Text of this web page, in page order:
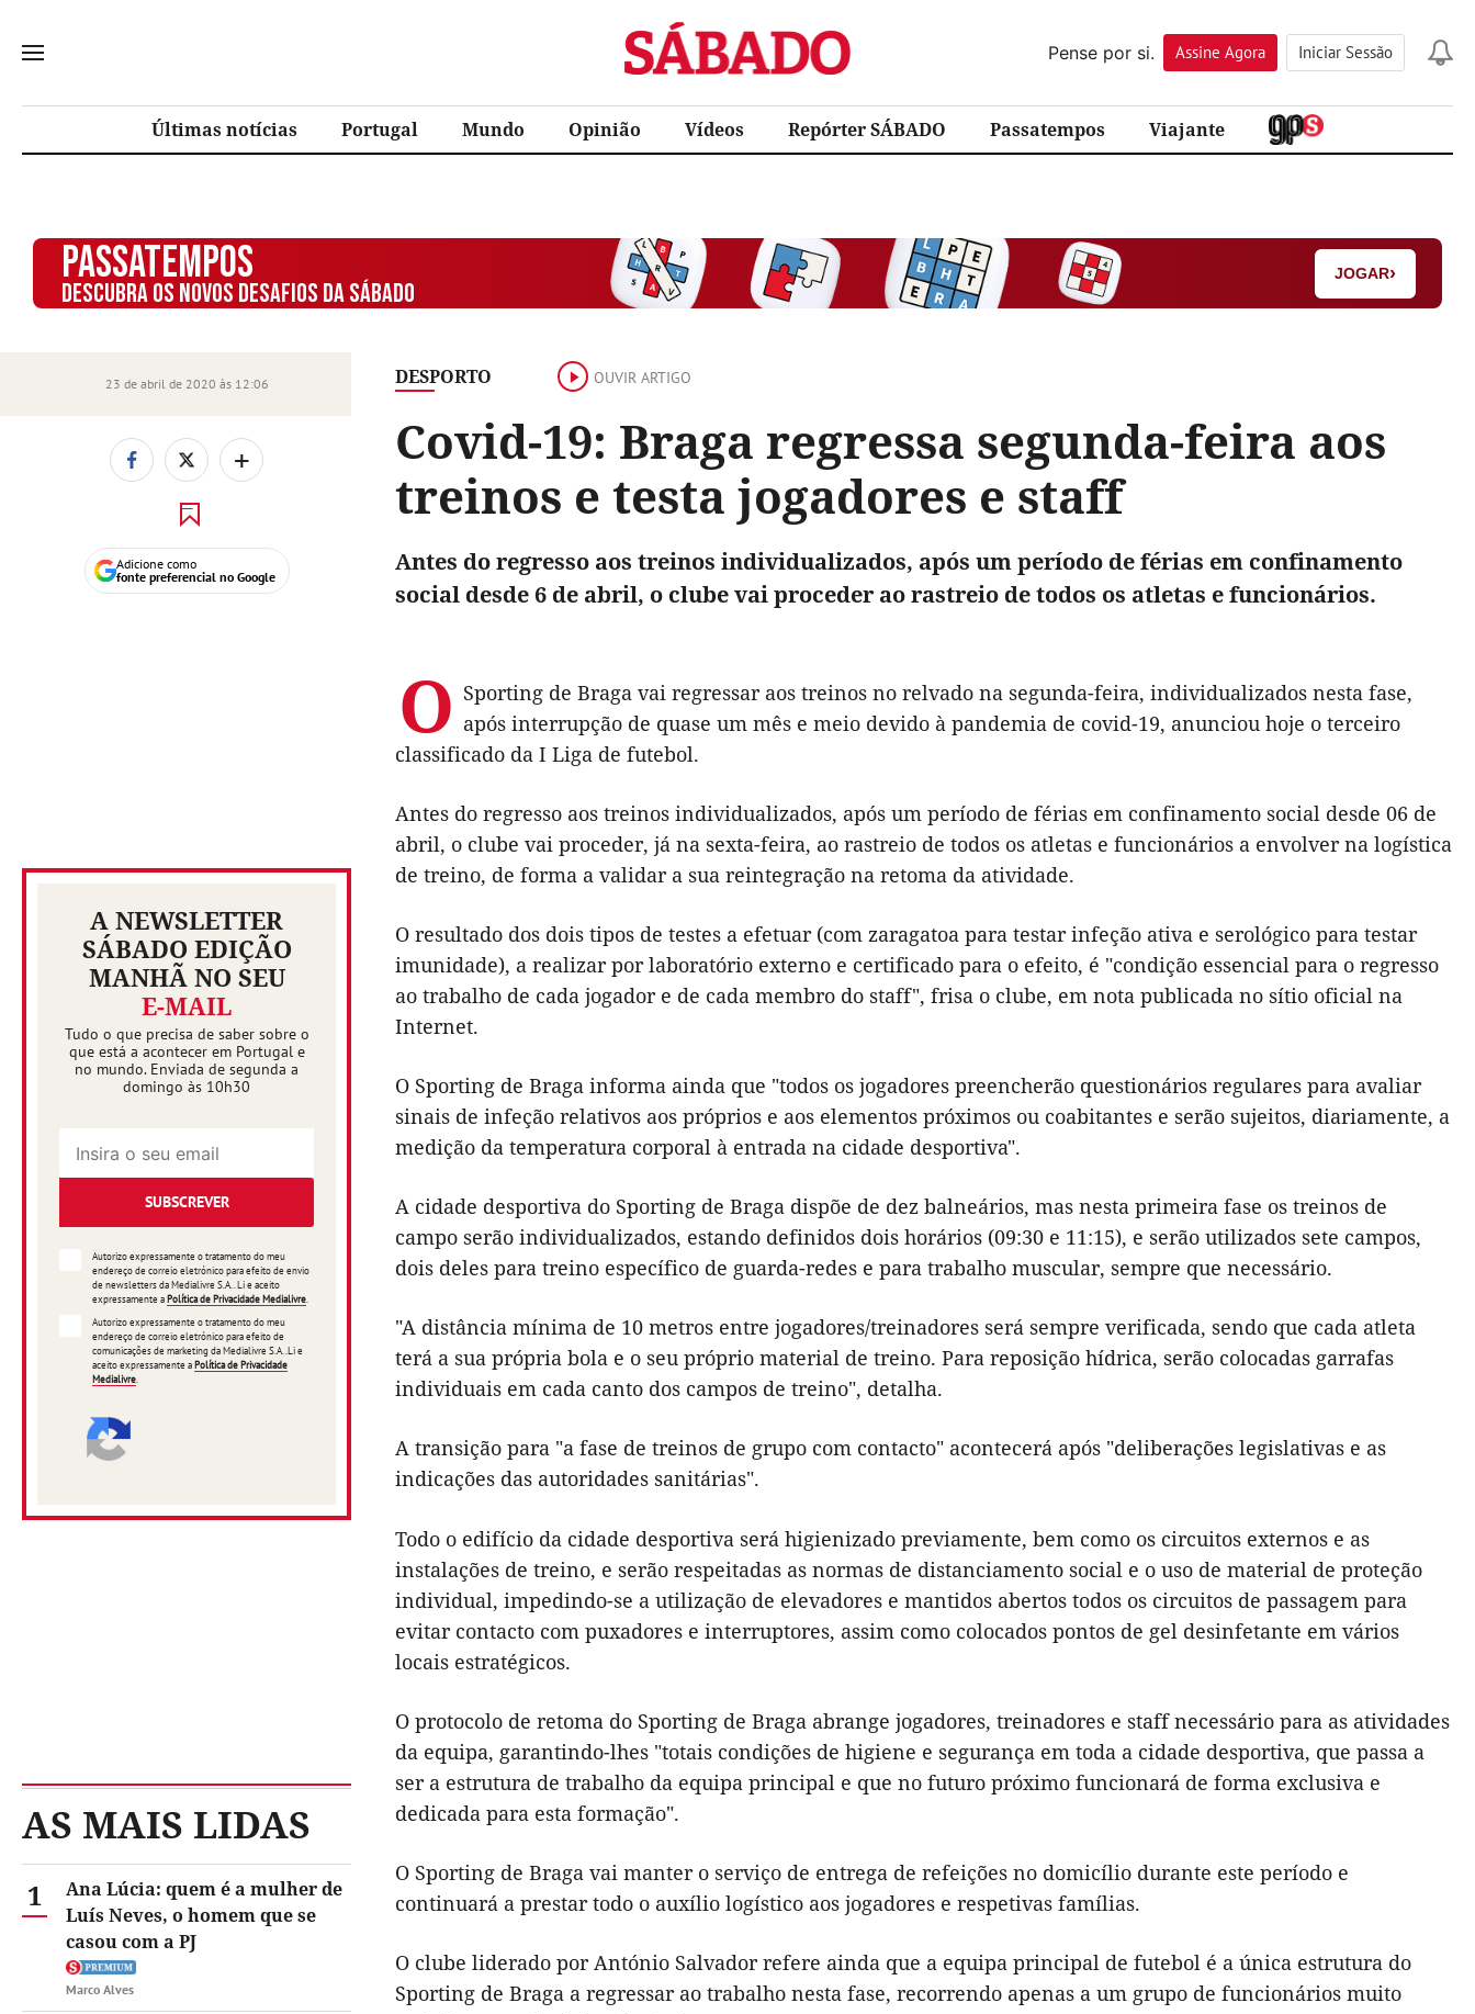
Sábado
Pense por si.
Assine Agora Iniciar Sessão
Últimas notícias Portugal Mundo Opinião Vídeos Repórter SÁBADO Passatempos Viajante
PASSATEMPOS
DESCUBRA OS NOVOS DESAFIOS DA SÁBADO
JOGAR›
DESPORTO OUVIR ARTIGO
Covid-19: Braga regressa segunda-feira aos
treinos e testa jogadores e staff
23 de abril de 2020 às 12:06
+
Adicione como
fonte preferencial no Google
A NEWSLETTER
SÁBADO EDIÇÃO
MANHÃ NO SEU
E-MAIL
Tudo o que precisa de saber sobre o
que está a acontecer em Portugal e
no mundo. Enviada de segunda a
domingo às 10h30
SUBSCREVER
Autorizo expressamente o tratamento do meu
endereço de correio eletrónico para efeito de envio
de newsletters da Medialivre S.A.. Li e aceito
expressamente aPolítica de Privacidade Medialivre
Autorizo expressamente o tratamento do meu
endereço de correio eletrónico para efeito de
comunicações de marketing da Medialivre S.A..Li e
aceito expressamente aPolítica de Privacidade
Medialivre
AS MAIS LIDAS
1
Ana Lúcia: quem é a mulher de
Luís Neves, o homem que se
casou com a PJ
Marco Alves
Antes do regresso aos treinos individualizados, após um período de férias em confinamento
social desde 6 de abril, o clube vai proceder ao rastreio de todos os atletas e funcionários.
O Sporting de Braga vai regressar aos treinos no relvado na segunda-feira, individualizados nesta fase,
após interrupção de quase um mês e meio devido à pandemia de covid-19, anunciou hoje o terceiro
classificado da I Liga de futebol.
Antes do regresso aos treinos individualizados, após um período de férias em confinamento social desde 06 de
abril, o clube vai proceder, já na sexta-feira, ao rastreio de todos os atletas e funcionários a envolver na logística
de treino, de forma a validar a sua reintegração na retoma da atividade.
O resultado dos dois tipos de testes a efetuar (com zaragatoa para testar infeção ativa e serológico para testar
imunidade), a realizar por laboratório externo e certificado para o efeito, é "condição essencial para o regresso
ao trabalho de cada jogador e de cada membro do staff", frisa o clube, em nota publicada no sítio oficial na
Internet.
O Sporting de Braga informa ainda que "todos os jogadores preencherão questionários regulares para avaliar
sinais de infeção relativos aos próprios e aos elementos próximos ou coabitantes e serão sujeitos, diariamente, a
medição da temperatura corporal à entrada na cidade desportiva".
A cidade desportiva do Sporting de Braga dispõe de dez balneários, mas nesta primeira fase os treinos de
campo serão individualizados, estando definidos dois horários (09:30 e 11:15), e serão utilizados sete campos,
dois deles para treino específico de guarda-redes e para trabalho muscular, sempre que necessário.
"A distância mínima de 10 metros entre jogadores/treinadores será sempre verificada, sendo que cada atleta
terá a sua própria bola e o seu próprio material de treino. Para reposição hídrica, serão colocadas garrafas
individuais em cada canto dos campos de treino", detalha.
A transição para "a fase de treinos de grupo com contacto" acontecerá após "deliberações legislativas e as
indicações das autoridades sanitárias".
Todo o edifício da cidade desportiva será higienizado previamente, bem como os circuitos externos e as
instalações de treino, e serão respeitadas as normas de distanciamento social e o uso de material de proteção
individual, impedindo-se a utilização de elevadores e mantidos abertos todos os circuitos de passagem para
evitar contacto com puxadores e interruptores, assim como colocados pontos de gel desinfetante em vários
locais estratégicos.
O protocolo de retoma do Sporting de Braga abrange jogadores, treinadores e staff necessário para as atividades
da equipa, garantindo-lhes "totais condições de higiene e segurança em toda a cidade desportiva, que passa a
ser a estrutura de trabalho da equipa principal e que no futuro próximo funcionará de forma exclusiva e
dedicada para esta formação".
O Sporting de Braga vai manter o serviço de entrega de refeições no domicílio durante este período e
continuará a prestar todo o auxílio logístico aos jogadores e respetivas famílias.
O clube liderado por António Salvador refere ainda que a equipa principal de futebol é a única estrutura do
Sporting de Braga a regressar ao trabalho nesta fase, recorrendo apenas a um grupo de funcionários muito